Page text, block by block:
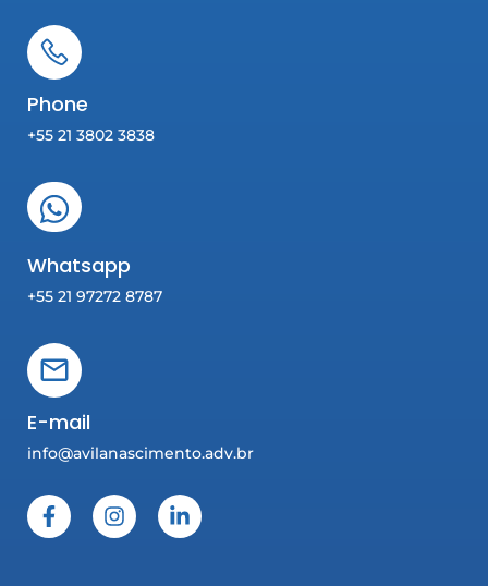
Phone
+55 21 3802 3838
Whatsapp
+55 21 97272 8787
E-mail
info@avilanascimento.adv.br
F
a
I
n
L
i